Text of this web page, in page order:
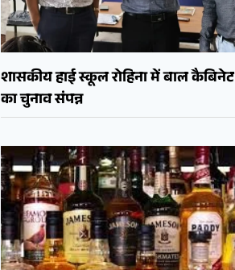
शासकीय हाई स्कूल रोहिना में बाल कैबिनेट
का चुनाव संपन्न